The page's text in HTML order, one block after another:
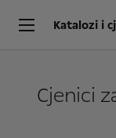
Katalozi i
Cjenici